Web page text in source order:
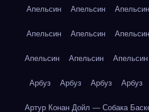
Апельсин Апельсин Апельсин
Апельсин Апельсин Апельсин
Апельсин Апельсин Апельсин
Арбуз Арбуз Арбуз Арбуз
Артур Конан Дойл — Собака